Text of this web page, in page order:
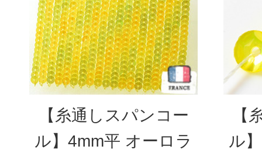
【糸通しスパンコー
ル】4mm平 オーロラ
【
ル